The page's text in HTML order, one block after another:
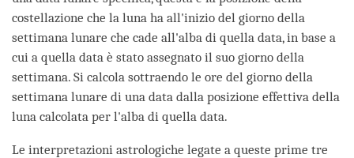
costellazione che la luna ha all'inizio del giorno della
settimana lunare che cade all'alba di quella data, in base a
cui a quella data è stato assegnato il suo giorno della
settimana. Si calcola sottraendo le ore del giorno della
settimana lunare di una data dalla posizione effettiva della
luna calcolata per l'alba di quella data.
Le interpretazioni astrologiche legate a queste prime tre